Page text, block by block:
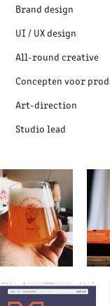
Brand design
UI / UX design
All-round creative
Concepten voor
Art-direction
Studio lead